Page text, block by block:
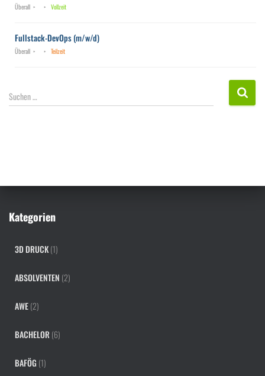
Überall Vollzeit
Fullstack-DevOps (m/w/d)
Überall Teilzeit
S
u
:
Suchen …
Kategorien
3D DRUCK(1)
ABSOLVENTEN (2)
AWE(2)
BACHELOR (6)
BAFÖG (1)